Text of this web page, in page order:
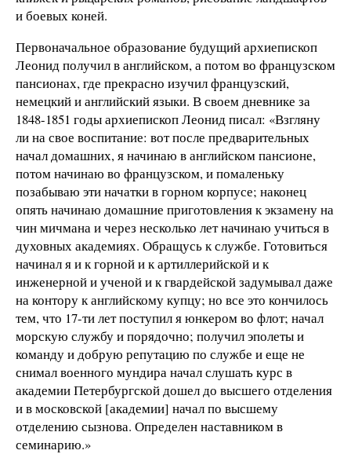
и боевых коней.
Первоначальное образование будущий архиепископ
Леонид получил в английском, а потом во французском
пансионах, где прекрасно изучил французский,
немецкий и английский языки. В своем дневнике за
1848-1851 годы архиепископ Леонид писал: «Взгляну
ли на свое воспитание: вот после предварительных
начал домашних, я начинаю в английском пансионе,
потом начинаю во французском, и помаленьку
позабываю эти начатки в горном корпусе; наконец
опять начинаю домашние приготовления к экзамену на
чин мичмана и через несколько лет начинаю учиться в
духовных академиях. Обращусь к службе. Готовиться
начинал я и к горной и к артиллерийской и к
инженерной и ученой и к гвардейской задумывал даже
на контору к английскому купцу; но все это кончилось
тем, что 17-ти лет поступил я юнкером во флот; начал
морскую службу и порядочно; получил эполеты и
команду и добрую репутацию по службе и еще не
снимал военного мундира начал слушать курс в
академии Петербургской дошел до высшего отделения
и в московской [академии] начал по высшему
отделению сызнова. Определен наставником в
семинарию.»